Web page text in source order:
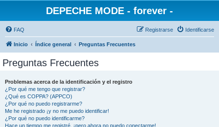
DEPECHE MODE - forever -
FAQ Identificarse
Registrarse
Inicio Índice general Preguntas Frecuentes
Preguntas Frecuentes
Problemas acerca de la identificación y el registro
¿Por qué me tengo que registrar?
¿Qué es COPPA? (APPCO)
¿Por qué no puedo registrarme?
Me he registrado ¡y no me puedo identificar!
¿Por qué no puedo identificarme?
Hace un tiempo me registré, ¡pero ahora no puedo conectarme!